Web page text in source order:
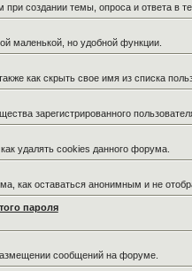
создании темы, опроса и ответа в
маленькой, но удобной функции.
как скрыть свое имя из списка
зарегистрированного
удалять cookies данного форума.
как оставаться анонимным и не
пароля
сообщений на форуме.